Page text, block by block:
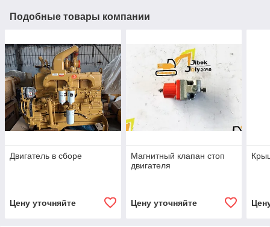
Подобные товары компании
Двигатель в сборе
Цену уточняйте
Магнитный клапан стоп
двигателя
Цену уточняйте